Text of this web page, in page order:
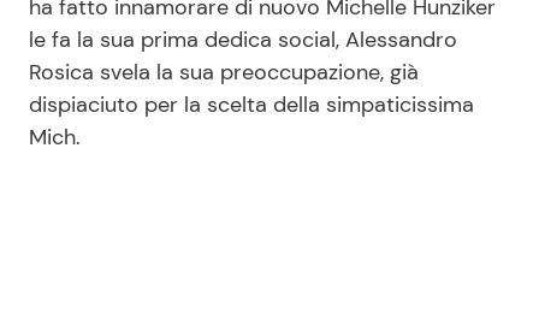
Privacy Policy
ha fatto innamorare di nuovo Michelle Hunziker
le fa la sua prima dedica social, Alessandro
Rosica svela la sua preoccupazione, già
dispiaciuto per la scelta della simpaticissima
Mich.